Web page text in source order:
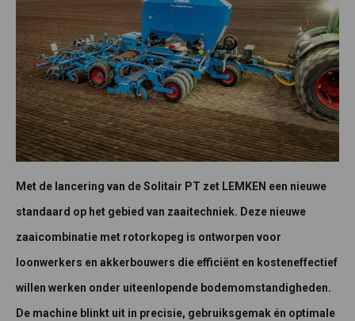
Met de lancering van de Solitair PT zet LEMKEN een nieuwe
standaard op het gebied van zaaitechniek. Deze nieuwe
zaaicombinatie met rotorkopeg is ontworpen voor
loonwerkers en akkerbouwers die efficiënt en kosteneffectief
willen werken onder uiteenlopende bodemomstandigheden.
De machine blinkt uit in precisie, gebruiksgemak én optimale